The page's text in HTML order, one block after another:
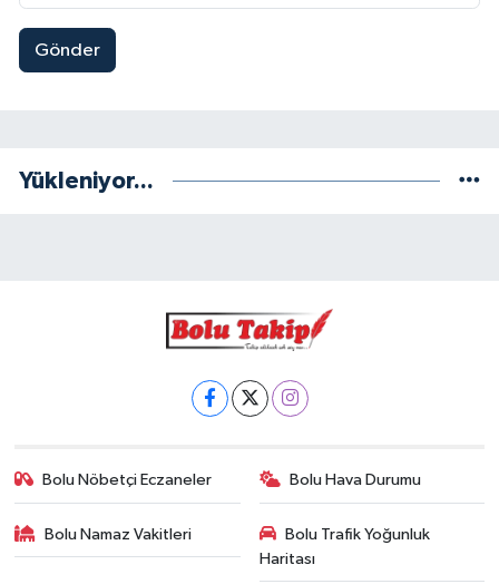
Gönder
Yükleniyor...
Bolu Nöbetçi Eczaneler Bolu Hava Durumu
Bolu Namaz Vakitleri
Bolu Trafik Yoğunluk
Haritası